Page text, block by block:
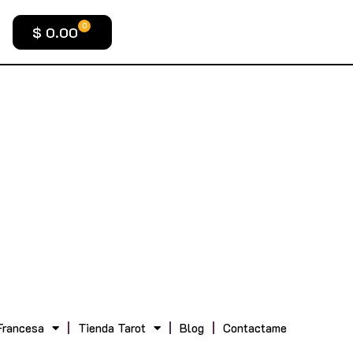
$ 0.00 0
Tienda Tarot Blog Contactame